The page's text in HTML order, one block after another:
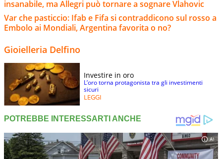
insanabile, ma Allegri può tornare a sognare Vlahovic
Var che pasticcio: Ifab e Fifa si contraddicono sul rosso a
Embolo ai Mondiali, Argentina favorita o no?
Gioielleria Delfino
Investire in oro
L’oro torna protagonista tra gli investimenti
sicuri
LEGGI